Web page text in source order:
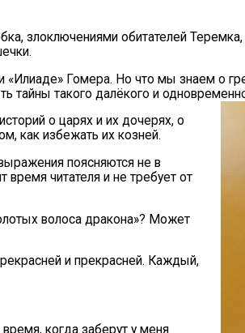
злоключениями обитателей
Гомера. Но что мы знаем о
такого далёкого и
о царях и их дочерях, о
как избежать их козней.
поясняются не в
время читателя и не требует от
волоса дракона»? Может
и прекрасней. Каждый,